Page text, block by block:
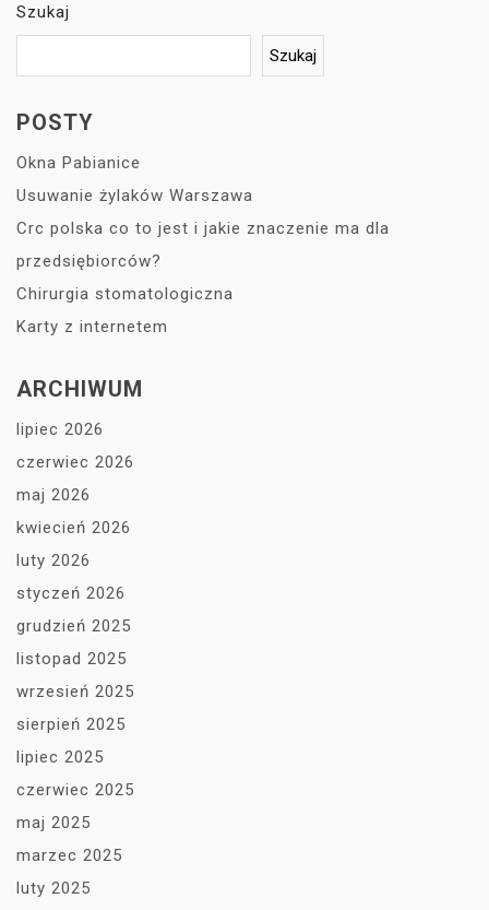
Szukaj
Szukaj
POSTY
Okna Pabianice
Usuwanie żylaków Warszawa
Crc polska co to jest i jakie znaczenie ma dla
przedsiębiorców?
Chirurgia stomatologiczna
Karty z internetem
ARCHIWUM
lipiec 2026
czerwiec 2026
maj 2026
kwiecień 2026
luty 2026
styczeń 2026
grudzień 2025
listopad 2025
wrzesień 2025
sierpień 2025
lipiec 2025
czerwiec 2025
maj 2025
marzec 2025
luty 2025